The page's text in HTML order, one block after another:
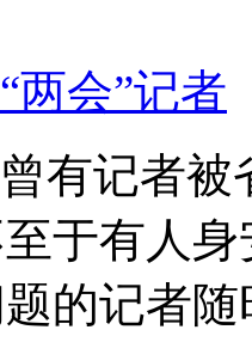
两会”记者
有记者
于有人
的记者